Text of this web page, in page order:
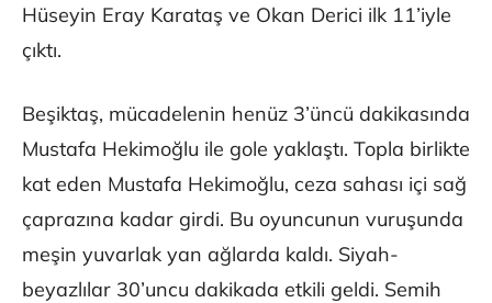
Hüseyin Eray Karataş ve Okan Derici ilk 11’iyle
çıktı.
Beşiktaş, mücadelenin henüz 3’üncü dakikasında
Mustafa Hekimoğlu ile gole yaklaştı. Topla birlikte
kat eden Mustafa Hekimoğlu, ceza sahası içi sağ
çaprazına kadar girdi. Bu oyuncunun vuruşunda
meşin yuvarlak yan ağlarda kaldı. Siyah-
beyazlılar 30’uncu dakikada etkili geldi. Semih